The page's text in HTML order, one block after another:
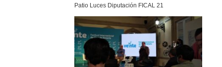
Patio Luces Diputación FICAL 21